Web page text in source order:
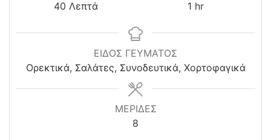
40minutes
Λεπτά
1hour
hr
ΕΙΔΟΣ ΓΕΥΜΑΤΟΣ
Ορεκτικά, Σαλάτες, Συνοδευτικά, Χορτοφαγικά
ΜΕΡΙΔΕΣ
8